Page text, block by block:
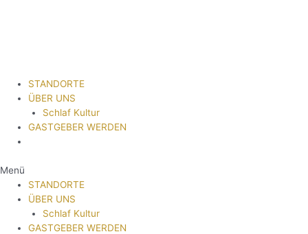
STANDORTE
ÜBER UNS
Schlaf Kultur
GASTGEBER WERDEN
Menü
STANDORTE
ÜBER UNS
Schlaf Kultur
GASTGEBER WERDEN